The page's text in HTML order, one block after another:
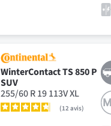
WinterContact TS 850 P
SUV
255/60 R 19 113V XL
12avis